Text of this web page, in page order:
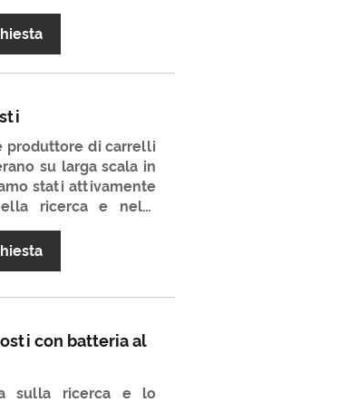
specializzata e
per i
a 2 posti con
una corsa
le tue avventure da
all'avanguardia e
distingue come la
di golf che per i
produttore di carrelli
su larga scala in
stati attivamente
ricerca e nella
anni. Il carrello da
da golf molto
con batteria al
sulla ricerca e lo